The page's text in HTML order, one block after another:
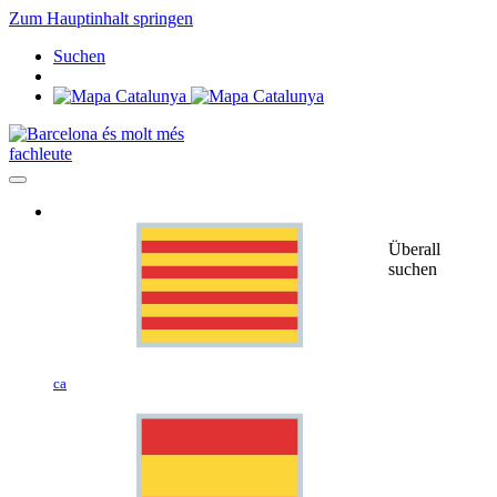
Zum Hauptinhalt springen
Suchen
fachleute
ca
Überall
suchen